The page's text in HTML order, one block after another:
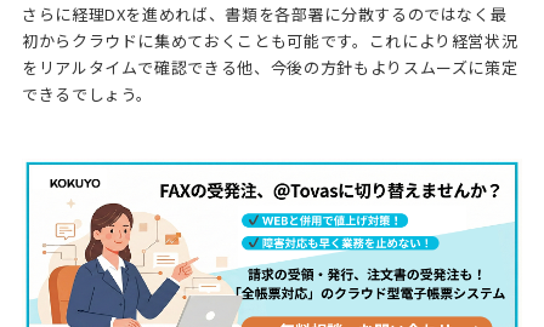
さらに経理DXを進めれば、書類を各部署に分散するのではなく最
初からクラウドに集めておくことも可能です。これにより経営状況
をリアルタイムで確認できる他、今後の方針もよりスムーズに策定
できるでしょう。